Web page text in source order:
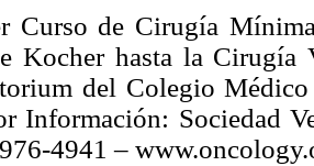
Curso de Cirugía
Kocher hasta la
del Colegio Médico
Información: Sociedad
4941 –